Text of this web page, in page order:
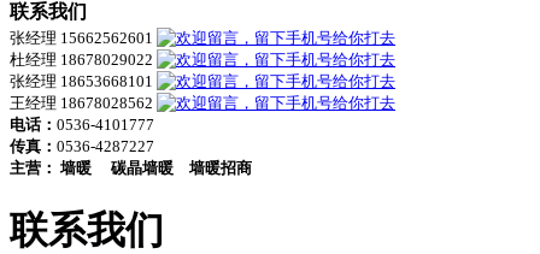
联系我们
张经理 15662562601
杜经理 18678029022
张经理 18653668101
王经理 18678028562
电话： 0536-4101777
传真： 0536-4287227
主营： 墙暖 碳晶墙暖 墙暖招商
联系我们